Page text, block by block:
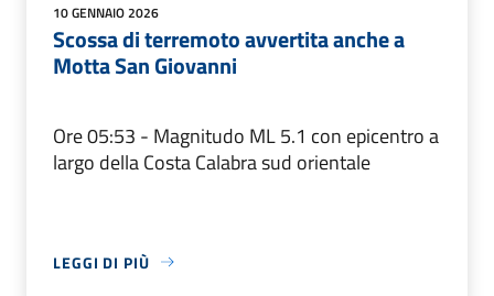
10 GENNAIO 2026
Scossa di terremoto avvertita anche a
Motta San Giovanni
Ore 05:53 - Magnitudo ML 5.1 con epicentro a
largo della Costa Calabra sud orientale
LEGGI DI PIÙ